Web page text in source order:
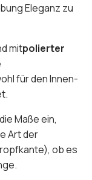
Eleganz zu
mitpolierter
für den Innen-
Maße ein,
Art der
ob es